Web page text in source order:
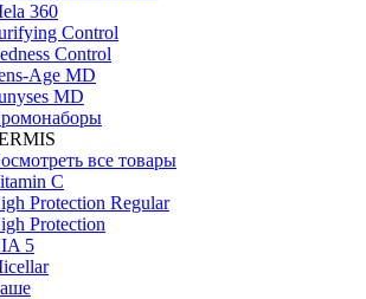
360
Control
Control
Age MD
MD
все товары
C
Protection Regular
Protection
5